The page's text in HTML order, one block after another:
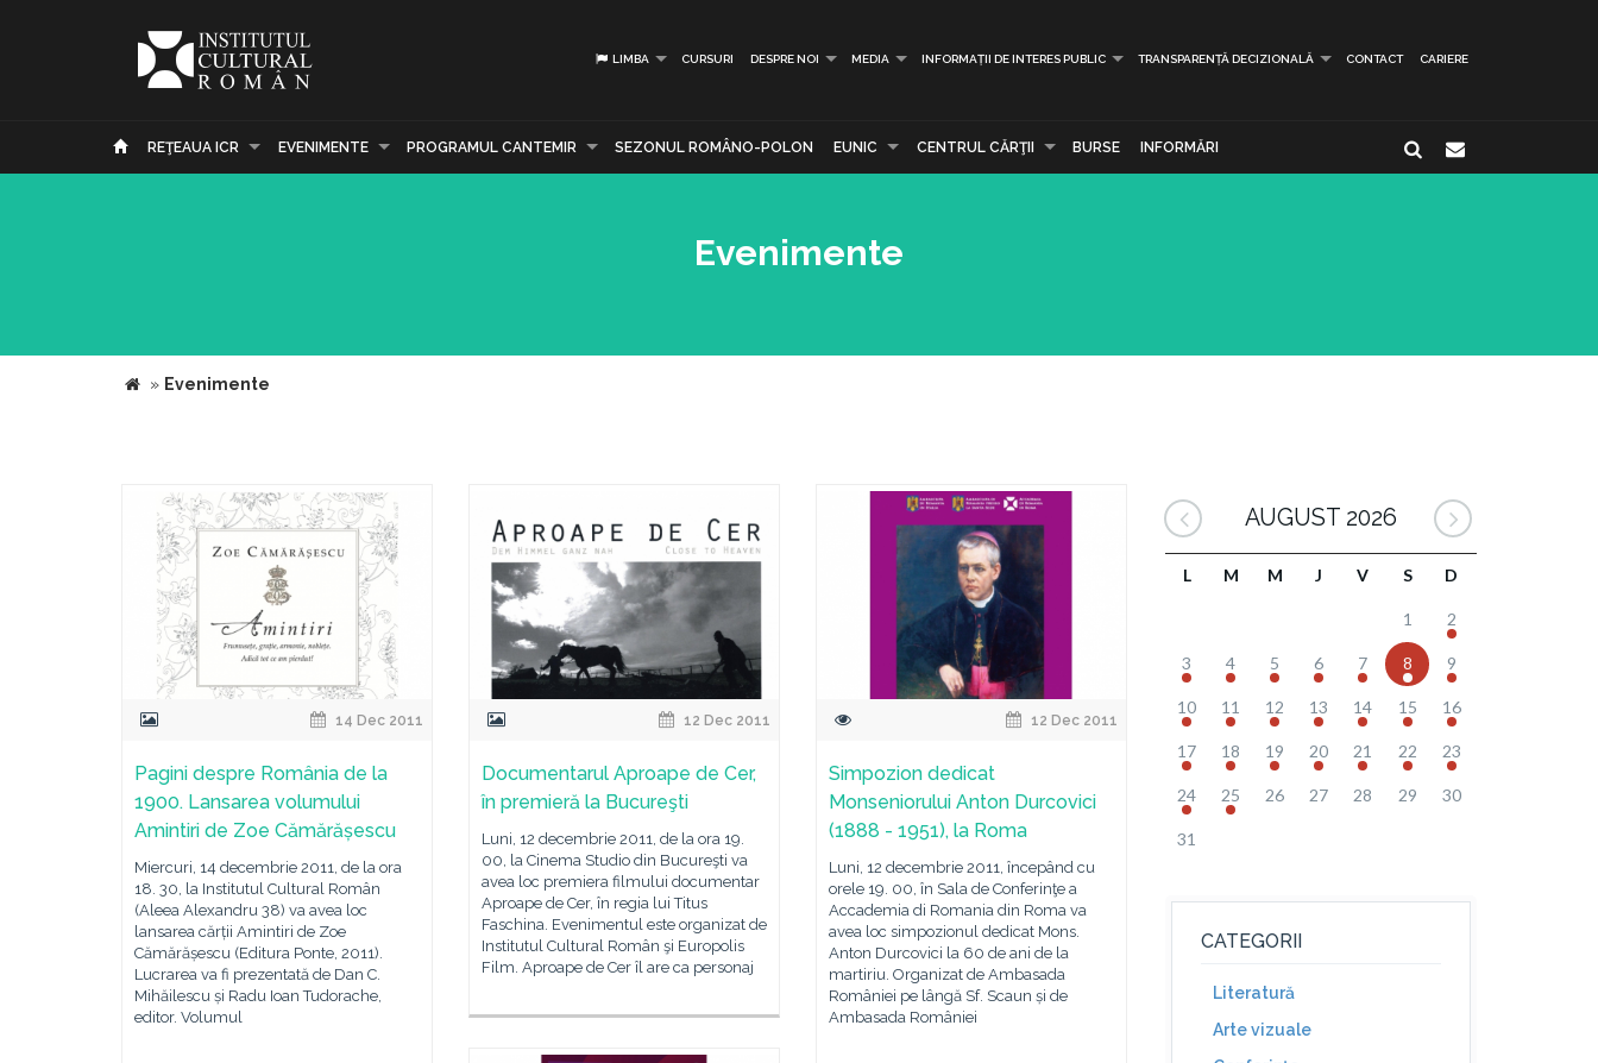
LIMBA CURSURI DESPRE NOI MEDIA INFORMAȚII DE INTERES PUBLIC TRANSPARENȚĂ DECIZIONALĂ CONTACT CARIERE
REŢEAUA ICR EVENIMENTE PROGRAMUL CANTEMIR SEZONUL ROMÂNO-POLON EUNIC CENTRUL CĂRŢII BURSE INFORMĂRI
Evenimente
» Evenimente
14 Dec 2011
Pagini despre România de la
1900. Lansarea volumului
Amintiri de Zoe Cămărășescu
Miercuri, 14 decembrie 2011, de la ora
18. 30, la Institutul Cultural Român
(Aleea Alexandru 38) va avea loc
lansarea cărții Amintiri de Zoe
Cămărășescu (Editura Ponte, 2011).
Lucrarea va fi prezentată de Dan C.
Mihăilescu și Radu Ioan Tudorache,
editor. Volumul
12 Dec 2011
Documentarul Aproape de Cer,
în premieră la Bucureşti
Luni, 12 decembrie 2011, de la ora 19.
00, la Cinema Studio din Bucureşti va
avea loc premiera filmului documentar
Aproape de Cer, în regia lui Titus
Faschina. Evenimentul este organizat de
Institutul Cultural Român şi Europolis
Film. Aproape de Cer îl are ca personaj
12 Dec 2011
Simpozion dedicat
Monseniorului Anton Durcovici
(1888 - 1951), la Roma
Luni, 12 decembrie 2011, începând cu
orele 19. 00, în Sala de Conferinţe a
Accademia di Romania din Roma va
avea loc simpozionul dedicat Mons.
Anton Durcovici la 60 de ani de la
martiriu. Organizat de Ambasada
României pe lângă Sf. Scaun și de
Ambasada României
AUGUST 2026
L M M J V S D
1 2
3 4 5 6 7 8 9
10 11 12 13 14 15 16
17 18 19 20 21 22 23
24 25 26 27 28 29 30
31
CATEGORII
Literatură
Arte vizuale